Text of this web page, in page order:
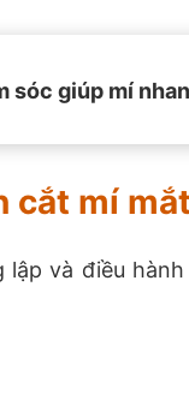
sóc giúp mí
cắt mí
và điều